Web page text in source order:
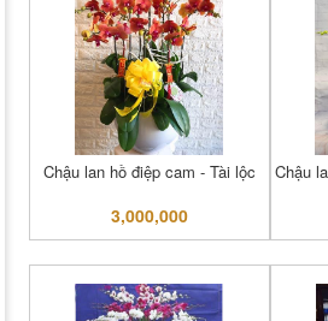
Chậu lan hồ điệp cam - Tài lộc
3,000,000
Chậu